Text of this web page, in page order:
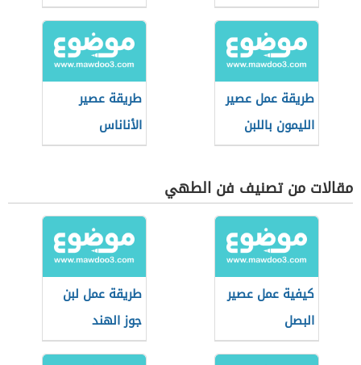
طريقة عمل عصير
الليمون باللبن
طريقة عصير
الأناناس
مقالات من تصنيف فن الطهي
كيفية عمل عصير
البصل
طريقة عمل لبن
جوز الهند